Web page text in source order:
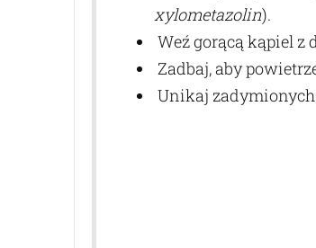
xylometazolin).
Weź gorącą kąpiel z
Zadbaj, aby
Unikaj zadymionych